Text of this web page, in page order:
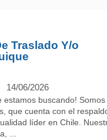
Traslado Y/o
14/06/2026
estamos buscando! Somos
que cuenta con el
líder en Chile.
...